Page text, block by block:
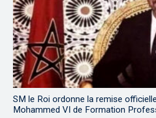
SM le Roi ordonne la remise
Mohammed VI de Formation